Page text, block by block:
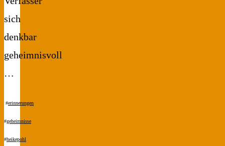
sich
denkbar
geheimnisvoll
…
#erinnerungen
#geheimnisse
#heikepohl